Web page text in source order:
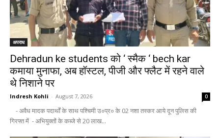
अपराध
Dehradun ke students को ‘ स्मैक ‘ bech kar
कमाया मुनाफा, अब हॉस्टल, पीजी और फ्लैट में रहने वाले
थे निशाने पर
Indresh Kohli - August 7, 2026 0
- अवैध मादक पदार्थों के साथ पश्चिमी उ०प्र० के 02 नशा तस्कर आये दून पुलिस की
गिरफ्त में - अभियुक्तों के कब्जे से 20 लाख...